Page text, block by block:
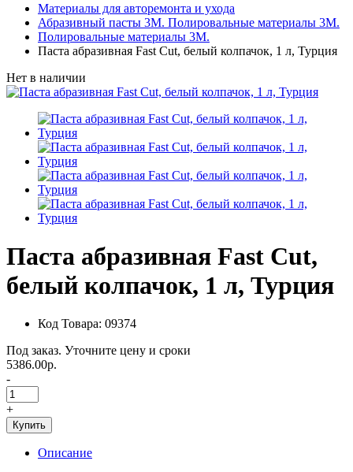
Материалы для авторемонта и ухода
Абразивный пасты 3М. Полировальные материалы 3М.
Полировальные материалы 3М.
Паста абразивная Fast Cut, белый колпачок, 1 л, Турция
Нет в наличии
Паста абразивная Fast Cut,
белый колпачок, 1 л, Турция
Код Товара: 09374
Под заказ. Уточните цену и сроки
5386.00р.
-
+
Купить
Описание